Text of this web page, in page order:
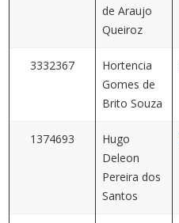
de Araujo
Queiroz
3332367
Hortencia
Gomes de
Brito Souza
1374693
Hugo
Deleon
Pereira dos
Santos